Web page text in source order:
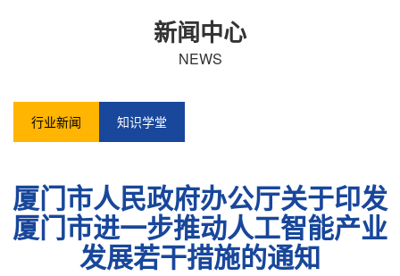
新闻中心
NEWS
行业新闻 知识学堂
厦门市人民政府办公厅关于印发
厦门市进一步推动人工智能产业
发展若干措施的通知